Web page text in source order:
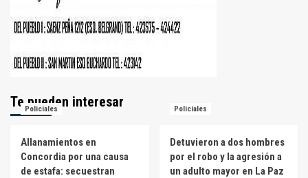
Te pueden interesar
Policiales
Allanamientos en
Concordia por una causa
de estafa: secuestran
Policiales
Detuvieron a dos hombres
por el robo y la agresión a
un adulto mayor en La Paz